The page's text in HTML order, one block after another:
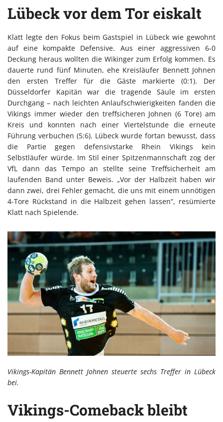
Lübeck vor dem Tor eiskalt
Klatt legte den Fokus beim Gastspiel in Lübeck wie gewohnt
auf eine kompakte Defensive. Aus einer aggressiven 6-0
Deckung heraus wollten die Wikinger zum Erfolg kommen. Es
dauerte rund fünf Minuten, ehe Kreisläufer Bennett Johnen
den ersten Treffer für die Gäste markierte (0:1). Der
Düsseldorfer Kapitän war die tragende Säule im ersten
Durchgang – nach leichten Anlaufschwierigkeiten fanden die
Vikings immer wieder den treffsicheren Johnen (6 Tore) am
Kreis und konnten nach einer Viertelstunde die erneute
Führung verbuchen (5:6). Lübeck wurde fortan bewusst, dass
die Partie gegen defensivstarke Rhein Vikings kein
Selbstläufer würde. Im Stil einer Spitzenmannschaft zog der
VfL dann das Tempo an stellte seine Treffsicherheit am
laufenden Band unter Beweis. „Vor der Halbzeit haben wir
dann zwei, drei Fehler gemacht, die uns mit einem unnötigen
4-Tore Rückstand in die Halbzeit gehen lassen“, resümierte
Klatt nach Spielende.
Vikings-Kapitän Bennett Johnen steuerte sechs Treffer in Lübeck
bei.
Vikings-Comeback bleibt